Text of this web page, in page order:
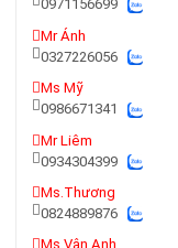
0971156699
Mr Ánh
0327226056
Ms Mỹ
0986671341
Mr Liêm
0934304399
Ms.Thương
0824889876
Ms.Vân Anh